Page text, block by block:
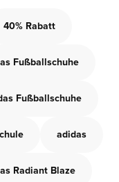
40% Rabatt
Fußballschuhe
Fußballschuhe
adidas
Radiant Blaze